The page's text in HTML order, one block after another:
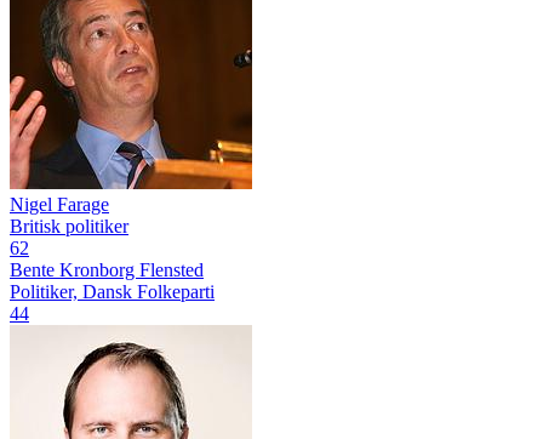
Nigel Farage
Britisk politiker
62
Bente Kronborg Flensted
Politiker, Dansk Folkeparti
44